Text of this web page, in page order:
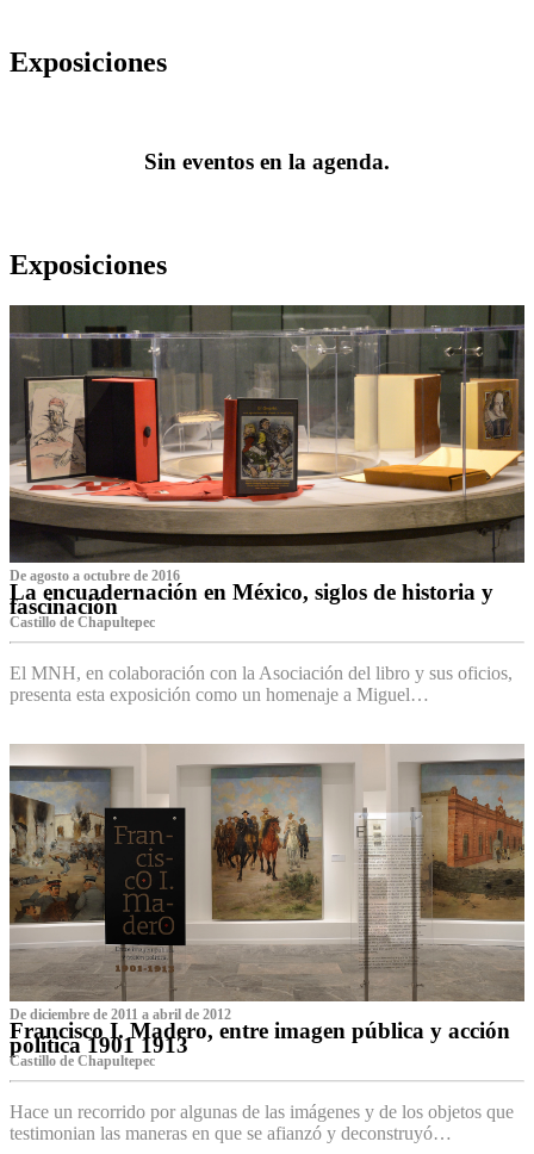
Exposiciones
Sin eventos en la agenda.
Exposiciones
De agosto a octubre de 2016
La encuadernación en México, siglos de historia y
fascinación
Castillo de Chapultepec
El MNH, en colaboración con la Asociación del libro y sus oficios,
presenta esta exposición como un homenaje a Miguel…
De diciembre de 2011 a abril de 2012
Francisco I. Madero, entre imagen pública y acción
política 1901 1913
Castillo de Chapultepec
Hace un recorrido por algunas de las imágenes y de los objetos que
testimonian las maneras en que se afianzó y deconstruyó…